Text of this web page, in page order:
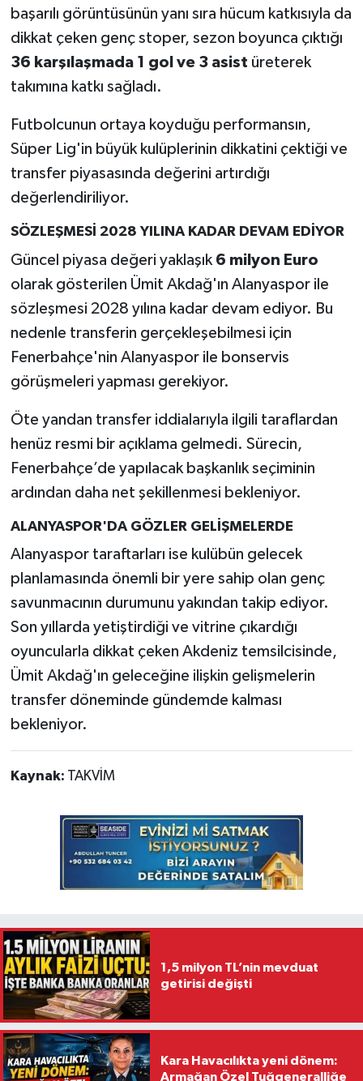
başarılı görüntüsünün yanı sıra hücum katkısıyla da
dikkat çeken genç stoper, sezon boyunca çıktığı
36 karşılaşmada 1 gol ve 3 asist üreterek
takımına katkı sağladı.
Futbolcunun ortaya koyduğu performansın,
Süper Lig'in büyük kulüplerinin dikkatini çektiği ve
transfer piyasasında değerini artırdığı
değerlendiriliyor.
SÖZLEŞMESİ 2028 YILINA KADAR DEVAM EDİYOR
Güncel piyasa değeri yaklaşık 6 milyon Euro
olarak gösterilen Ümit Akdağ'ın Alanyaspor ile
sözleşmesi 2028 yılına kadar devam ediyor. Bu
nedenle transferin gerçekleşebilmesi için
Fenerbahçe'nin Alanyaspor ile bonservis
görüşmeleri yapması gerekiyor.
Öte yandan transfer iddialarıyla ilgili taraflardan
henüz resmi bir açıklama gelmedi. Sürecin,
Fenerbahçe’de yapılacak başkanlık seçiminin
ardından daha net şekillenmesi bekleniyor.
ALANYASPOR'DA GÖZLER GELİŞMELERDE
Alanyaspor taraftarları ise kulübün gelecek
planlamasında önemli bir yere sahip olan genç
savunmacının durumunu yakından takip ediyor.
Son yıllarda yetiştirdiği ve vitrine çıkardığı
oyuncularla dikkat çeken Akdeniz temsilcisinde,
Ümit Akdağ'ın geleceğine ilişkin gelişmelerin
transfer döneminde gündemde kalması
bekleniyor.
Kaynak: TAKVİM
1,5 milyon TL’nin mevduat
getirisi değişti
Kara Havacılıkta yeni dönem:
Armağan Özel Tuğgeneralliğe